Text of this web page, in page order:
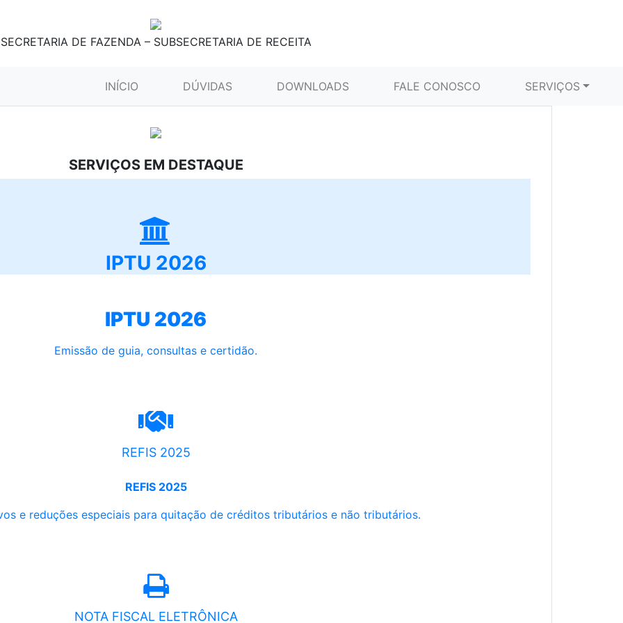
SECRETARIA DE FAZENDA – SUBSECRETARIA DE RECEITA
INÍCIO (CURRENT)DÚVIDAS DOWNLOADS FALE CONOSCO SERVIÇOS
SERVIÇOS EM DESTAQUE
IPTU 2026
IPTU 2026
Emissão de guia, consultas e certidão.
REFIS 2025
REFIS 2025
e reduções especiais para quitação de créditos tributários e não tributários.
NOTA FISCAL ELETRÔNICA